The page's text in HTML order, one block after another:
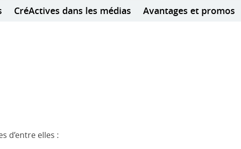
CréActives dans les médias Avantages et promos
d’entre elles :